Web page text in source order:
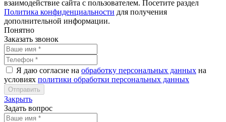
взаимодействие сайта с пользователем. Посетите раздел
Политика конфиденциальности для получения
дополнительной информации.
Понятно
Заказать звонок
Я даю согласие на обработку персональных данных на
условиях политики обработки персональных данных
Закрыть
Задать вопрос